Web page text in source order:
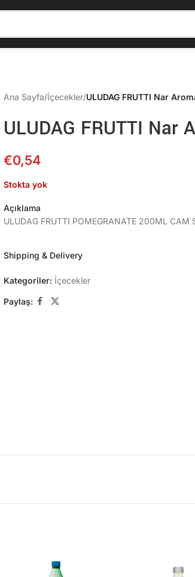
Ana Sayfa/İçecekler/ULUDAG FRUTTI Nar
ULUDAG FRUTTI Nar
€0,54
Stokta yok
Açıklama
ULUDAG FRUTTI POMEGRANATE 200ML CAM
Shipping & Delivery
Kategoriler: İçecekler
Paylaş: